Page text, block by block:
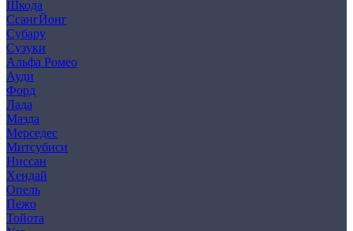
Шкода
СсангЙонг
Субару
Сузуки
Альфа Ромео
Ауди
Форд
Лада
Мазда
Мерседес
Митсубиси
Ниссан
Хендай
Опель
Пежо
Тойота